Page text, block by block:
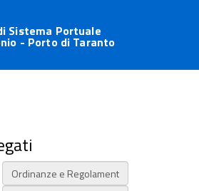
Sistema Portuale
- Porto di Taranto